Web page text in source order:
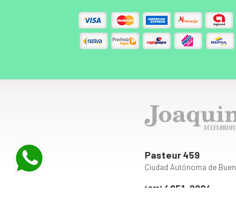
Pasteur 459
Ciudad Autónoma de
(011) 4951-2994